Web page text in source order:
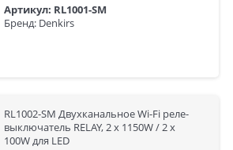
Артикул: RL1001-SM
Бренд: Denkirs
RL1002-SM Двухканальное Wi-Fi реле-
выключатель RELAY, 2 x 1150W / 2 x
100W для LED